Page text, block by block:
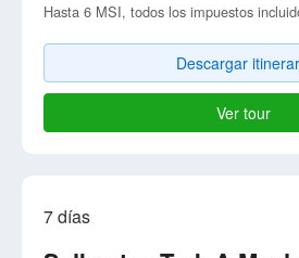
Hasta 6 MSI, todos los impuestos
Descargar
Ver tour
7 días